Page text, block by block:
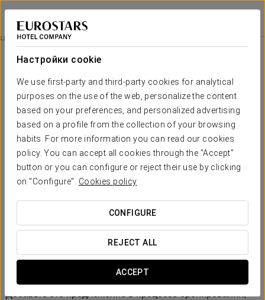
Настройки cookie
We use first-party and third-party cookies for analytical
purposes on the use of the web, personalize the content
based on your preferences, and personalized advertising
based on a profile from the collection of your browsing
habits. For more information you can read our cookies
policy. You can accept all cookies through the "Accept"
button or you can configure or reject their use by clicking
on "Configure". Cookies policy
CONFIGURE
REJECT ALL
ACCEPT
Dorma Praia Golfe
ESPINHO
Расслабляющий Массаж Для Двоих
132 €
Расслабляющий массаж для двоих
Насладитесь 50 минутами благополучия с процедурой
Расслабляющий массаж для двоих. Одновременный
массаж, сочетающий глубоко расслабляющие техники с
идеальной синхронизацией двух терапевтов.
Уникальный и незабываемый момент.